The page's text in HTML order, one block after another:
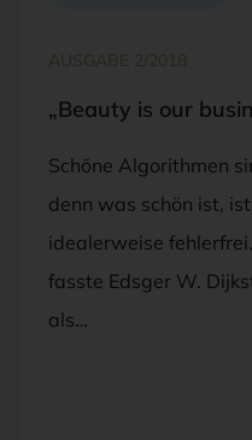
„Beauty is our
Schöne Algorithmen
denn was schön ist,
idealerweise
fasste Edsger W.
als…